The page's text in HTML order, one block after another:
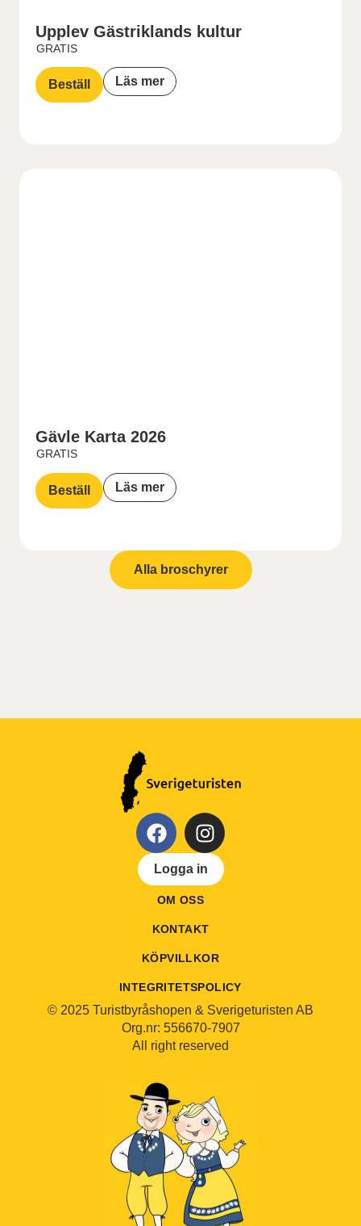
Upplev Gästriklands kultur
GRATIS
Beställ Läs mer
Gävle Karta 2026
GRATIS
Beställ Läs mer
Alla broschyrer
Logga in
OM OSS
KONTAKT
KÖPVILLKOR
INTEGRITETSPOLICY
© 2025 Turistbyråshopen & Sverigeturisten AB
Org.nr: 556670-7907
All right reserved